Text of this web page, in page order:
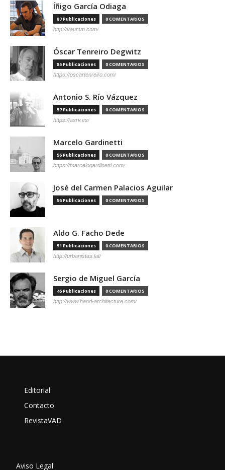
Íñigo García Odiaga
87 Publicaciones 0 COMENTARIOS
http://vaumm.com/
Óscar Tenreiro Degwitz
85 Publicaciones 0 COMENTARIOS
https://oscartenreiro.com/
Antonio S. Río Vázquez
57 Publicaciones 0 COMENTARIOS
https://asrv.es/
Marcelo Gardinetti
56 Publicaciones 0 COMENTARIOS
https://marcelogardinetti.com/
José del Carmen Palacios Aguilar
56 Publicaciones 0 COMENTARIOS
Aldo G. Facho Dede
51 Publicaciones 0 COMENTARIOS
http://urbanistas.lat/
Sergio de Miguel García
46 Publicaciones 0 COMENTARIOS
http://www.hand-architecture.com/
Editorial
Contacto
RevistaVAD
Aviso Legal